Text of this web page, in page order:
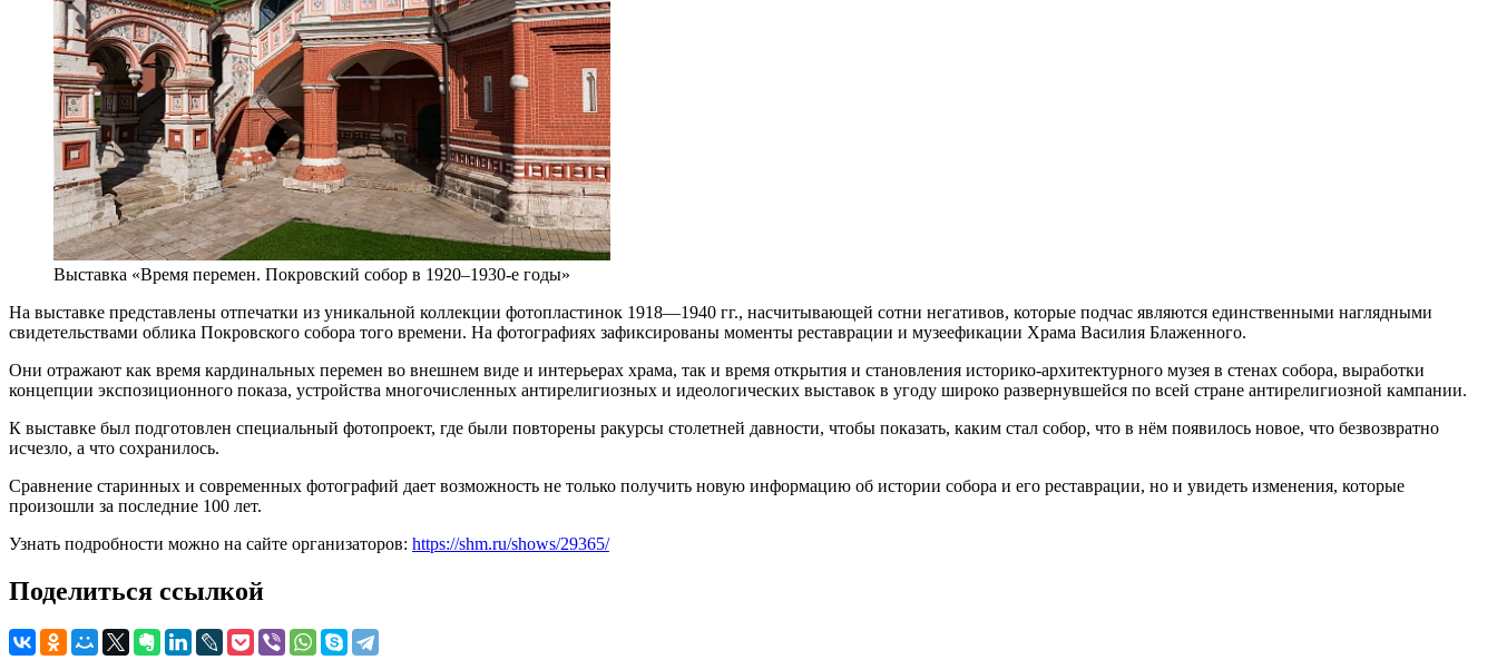
Выставка «Время перемен. Покровский собор в 1920–1930-е годы»
На выставке представлены отпечатки из уникальной коллекции фотопластинок 1918—1940 гг., насчитывающей сотни негативов, которые подчас являются единственными наглядными
свидетельствами облика Покровского собора того времени. На фотографиях зафиксированы моменты реставрации и музеефикации Храма Василия Блаженного.
Они отражают как время кардинальных перемен во внешнем виде и интерьерах храма, так и время открытия и становления историко-архитектурного музея в стенах собора, выработки
концепции экспозиционного показа, устройства многочисленных антирелигиозных и идеологических выставок в угоду широко развернувшейся по всей стране антирелигиозной кампании.
К выставке был подготовлен специальный фотопроект, где были повторены ракурсы столетней давности, чтобы показать, каким стал собор, что в нём появилось новое, что безвозвратно
исчезло, а что сохранилось.
Сравнение старинных и современных фотографий дает возможность не только получить новую информацию об истории собора и его реставрации, но и увидеть изменения, которые
произошли за последние 100 лет.
Узнать подробности можно на сайте организаторов: https://shm.ru/shows/29365/
Поделиться ссылкой